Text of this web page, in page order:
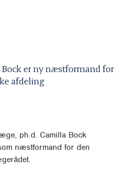
er ny næstformand for
afdeling
ph.d. Camilla Bock
næstformand for den